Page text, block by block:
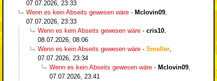
07.07.2026, 23:33
Wenn es kein Abseits gewesen wäre - Mclovin09
07.07.2026, 23:33
Wenn es kein Abseits gewesen wäre - cris10
08.07.2026, 08:06
Wenn es kein Abseits gewesen wäre - Smeller
07.07.2026, 23:34
Wenn es kein Abseits gewesen wäre - Mclovin09
07.07.2026, 23:41